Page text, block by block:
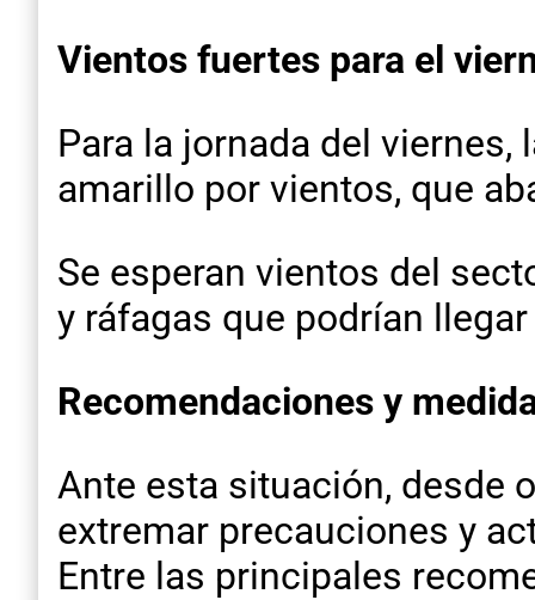
Vientos fuertes para el
Para la jornada del
amarillo por vientos, que
Se esperan vientos del
y ráfagas que podrían
Recomendaciones y
Ante esta situación, desde
extremar precauciones y
Entre las principales